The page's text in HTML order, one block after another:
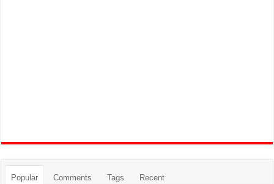
Popular Comments Tags Recent